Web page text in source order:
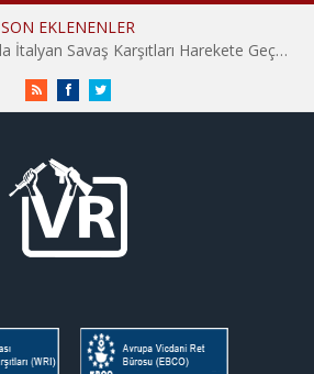
SON EKLENENLER
Hiroşima’nın 81. Yılında İtalyan Savaş Karşıtları Harekete Geçti: “Hatırlamak yeterli değil”
RSS FacebookTwitter